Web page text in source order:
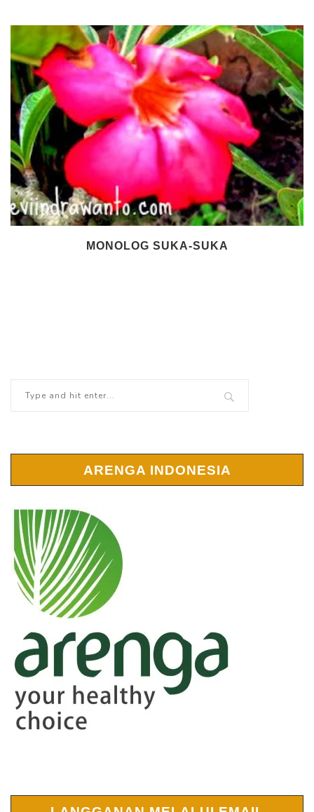
MONOLOG SUKA-SUKA
ARENGA INDONESIA